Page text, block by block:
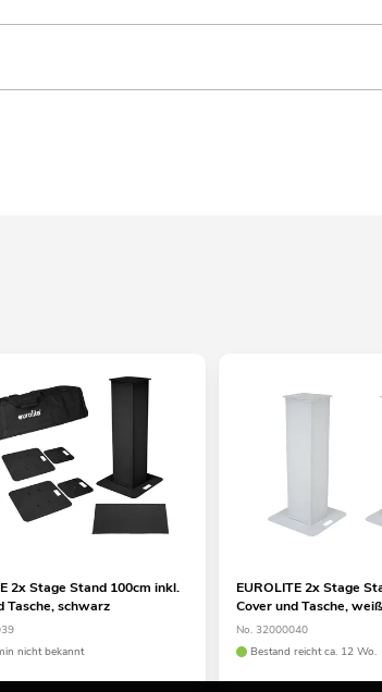
2x Stage Stand 100cm inkl.
Tasche, schwarz
nicht bekannt
EUROLITE 2x Stage
Cover und Tasche, weiß
No. 32000040
Bestand reicht ca. 12 Wo.